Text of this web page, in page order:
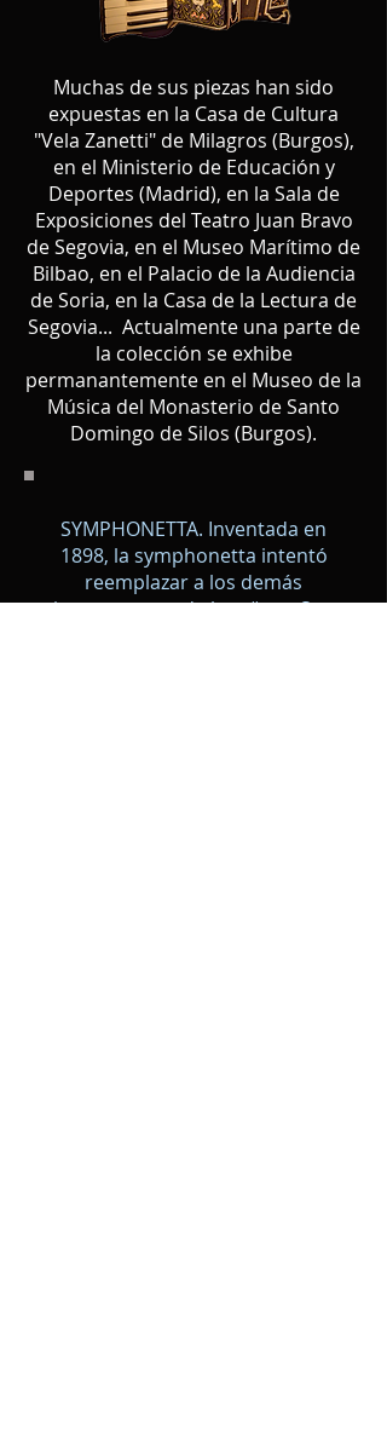
Muchas de sus piezas han sido
expuestas en la Casa de Cultura
"Vela Zanetti" de Milagros (Burgos),
en el Ministerio de Educación y
Deportes (Madrid), en la Sala de
Exposiciones del Teatro Juan Bravo
de Segovia, en el Museo Marítimo de
Bilbao, en el Palacio de la Audiencia
de Soria, en la Casa de la Lectura de
Segovia... Actualmente una parte de
la colección se exhibe
permanantemente en el Museo de la
Música del Monasterio de Santo
Domingo de Silos (Burgos).
SYMPHONETTA. Inventada en
1898, la symphonetta intentó
reemplazar a los demás
instrumentos de lengüeta. Son